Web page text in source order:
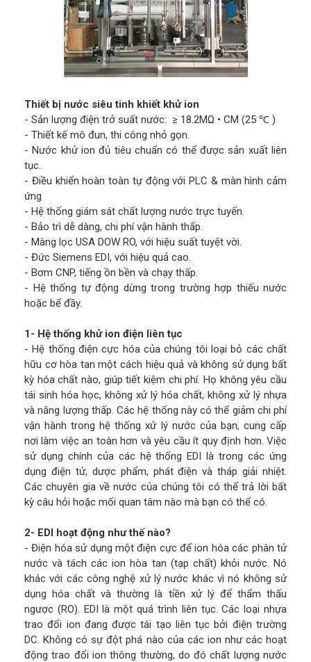
Thiết bị nước siêu tinh khiết khử ion
- Sản lượng điện trở suất nước: ≥ 18.2MΩ • CM (25 ℃ )
- Thiết kế mô đun, thi công nhỏ gọn.
- Nước khử ion đủ tiêu chuẩn có thể được sản xuất liên
tục.
- Điều khiển hoàn toàn tự động với PLC & màn hình cảm
ứng
- Hệ thống giám sát chất lượng nước trực tuyến.
- Bảo trì dễ dàng, chi phí vận hành thấp.
- Màng lọc USA DOW RO, với hiệu suất tuyệt vời.
- Đức Siemens EDI, với hiệu quả cao.
- Bơm CNP, tiếng ồn bền và chạy thấp.
- Hệ thống tự động dừng trong trường hợp thiếu nước
hoặc bể đầy.
1- Hệ thống khử ion điện liên tục
- Hệ thống điện cực hóa của chúng tôi loại bỏ các chất
hữu cơ hòa tan một cách hiệu quả và không sử dụng bất
kỳ hóa chất nào, giúp tiết kiệm chi phí. Họ không yêu cầu
tái sinh hóa học, không xử lý hóa chất, không xử lý nhựa
và năng lượng thấp. Các hệ thống này có thể giảm chi phí
vận hành trong hệ thống xử lý nước của bạn, cung cấp
nơi làm việc an toàn hơn và yêu cầu ít quy định hơn. Việc
sử dụng chính của các hệ thống EDI là trong các ứng
dụng điện tử, dược phẩm, phát điện và tháp giải nhiệt.
Các chuyên gia về nước của chúng tôi có thể trả lời bất
kỳ câu hỏi hoặc mối quan tâm nào mà bạn có thể có.
2- EDI hoạt động như thế nào?
- Điện hóa sử dụng một điện cực để ion hóa các phân tử
nước và tách các ion hòa tan (tạp chất) khỏi nước. Nó
khác với các công nghệ xử lý nước khác vì nó không sử
dụng hóa chất và thường là tiền xử lý để thẩm thấu
ngược (RO). EDI là một quá trình liên tục. Các loại nhựa
trao đổi ion đang được tái tạo liên tục bởi điện trường
DC. Không có sự đột phá nào của các ion như các hoạt
động trao đổi ion thông thường, do đó chất lượng nước